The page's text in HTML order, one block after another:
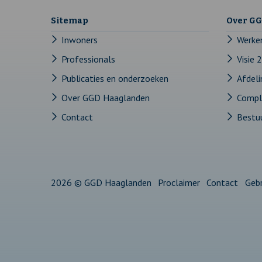
pagina
in
een
nieuw nieuw
Sitemap
Inwoners
Professionals
Publicaties en onderzoeken
Over GGD Haaglanden
Contact
Over
Visie
2026 © GGD Haaglanden Proclaimer Contact